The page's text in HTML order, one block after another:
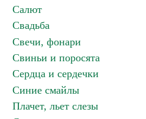
Салют
Свадьба
Свечи, фонари
Свиньи и поросята
Сердца и сердечки
Синие смайлы
Плачет, льет слезы